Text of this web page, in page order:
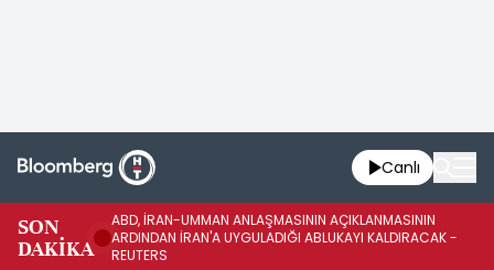
Canlı
SON
DAKİKA
ABD, İRAN-UMMAN ANLAŞMASININ AÇIKLANMASININ
ARDINDAN İRAN'A UYGULADIĞI ABLUKAYI KALDIRACAK -
REUTERS